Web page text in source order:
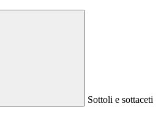
Sottoli e sottaceti